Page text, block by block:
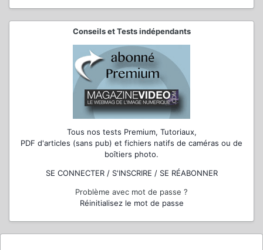
Conseils et Tests indépendants
Tous nos tests Premium, Tutoriaux,
PDF d'articles (sans pub) et fichiers natifs de caméras ou de
boîtiers photo.
SE CONNECTER / S'INSCRIRE / SE RÉABONNER
Problème avec mot de passe ?
Réinitialisez le mot de passe